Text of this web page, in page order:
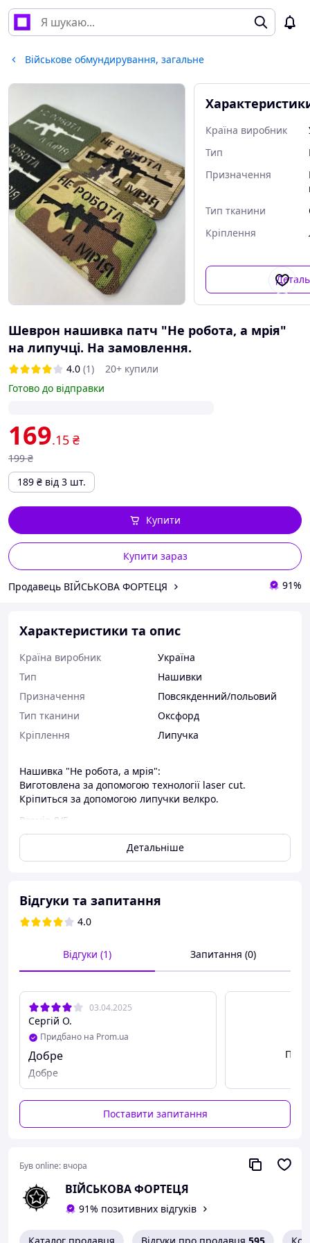
Військове обмундирування, загальне
Країна виробник
Тип
Призначення
Тип тканини
Кріплення
Шеврон нашивка патч "Не робота, а мрія"
на липучці. На замовлення.
4.0 (1)
20+ купили
Готово до відправки
169.15 ₴
199 ₴
189 ₴ від 3 шт.
Купити зараз
Купити
Продавець ВІЙСЬКОВА ФОРТЕЦЯ 91%
Характеристики та опис
Країна виробник
Україна
Тип
Нашивки
Призначення
Повсякденний/польовий
Тип тканини
Оксфорд
Кріплення
Липучка
Нашивка "Не робота, а мрія":
Виготовлена за допомогою технології laser cut.
Кріпиться за допомогою липучки велкро.
Розмір 8/5
Виготовлення з тканини Oxford 600D і
світлонакопичувачної плівки.
Детальніше
Відгуки та запитання
4.0
Відгуки (1) Запитання (0)
03.04.2025
Сергій О.
Придбано на Prom.ua
Добре
Добре
Поставити запитання
Був online: вчора
ВІЙСЬКОВА ФОРТЕЦЯ
91% позитивних відгуків